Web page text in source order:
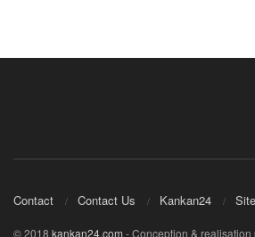
Contact Contact Us Kankan24
© 2018 kankan24.com - Conception & realisation